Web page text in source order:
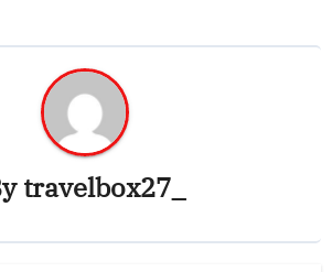
travelbox27_